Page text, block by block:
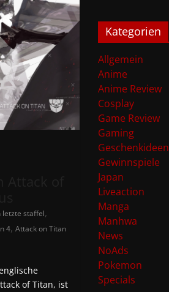
letzte staffel,
4,Attack on Titan
of Titan, ist
Kategorien
Allgemein
Anime
Anime Review
Cosplay
Game Review
Gaming
Geschenkideen
Gewinnspiele
Japan
Liveaction
Manga
Manhwa
News
NoAds
Pokemon
Specials